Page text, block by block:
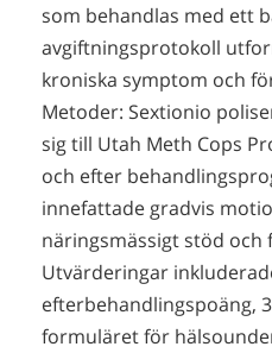
som behandlas med ett
avgiftningsprotokoll
kroniska symptom och
Metoder: Sextionio
sig till Utah Meth Cops
och efter
innefattade gradvis
näringsmässigt stöd och
Utvärderingar
efterbehandlingspoäng,
formuläret för